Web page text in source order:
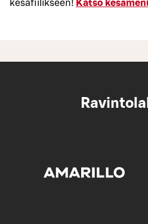
kesäfiilikseen! Katso